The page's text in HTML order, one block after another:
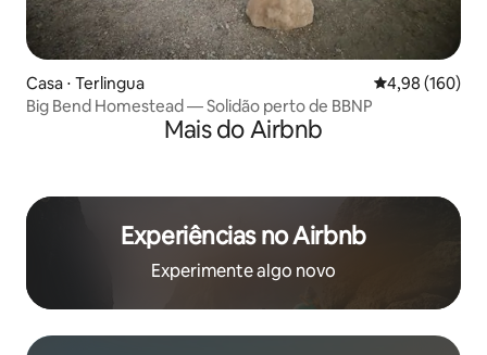
Casa ⋅ Terlingua 4,98 de uma
4,98 (160)
Big Bend Homestead — Solidão perto de BBNP
Mais do Airbnb
Experiências no Airbnb
Experimente algo novo